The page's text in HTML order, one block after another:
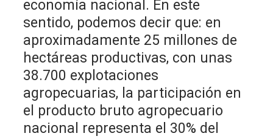
economía nacional. En este
sentido, podemos decir que: en
aproximadamente 25 millones de
hectáreas productivas, con unas
38.700 explotaciones
agropecuarias, la participación en
el producto bruto agropecuario
nacional representa el 30% del